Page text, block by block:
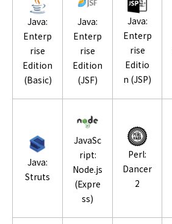
Java:
Enterp
rise
Edition
(Basic)
Java:
Enterp
rise
Edition
(JSF)
Java:
Enterp
rise
Editio
n (JSP)
Java:
Struts
JavaSc
ript:
Node.js
(Expre
ss)
Perl:
Dancer
2